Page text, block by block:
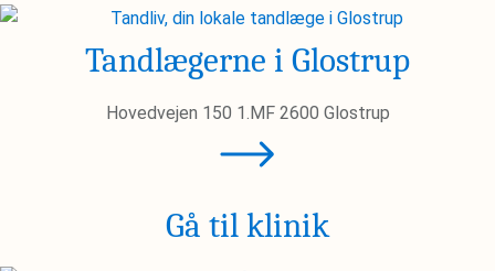
Tandlægerne i Glostrup
Hovedvejen 150 1.MF 2600 Glostrup
Gå til klinik